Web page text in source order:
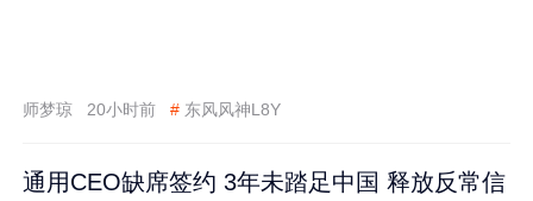
师梦琼 20小时前 # 东风风神L8Y
通用CEO缺席签约 3年未踏足中国 释放反常信